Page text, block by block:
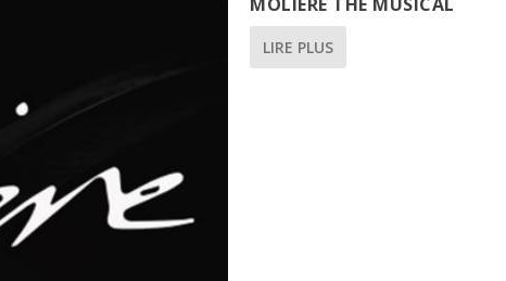
MOLIERE THE MUSICAL
LIRE PLUS